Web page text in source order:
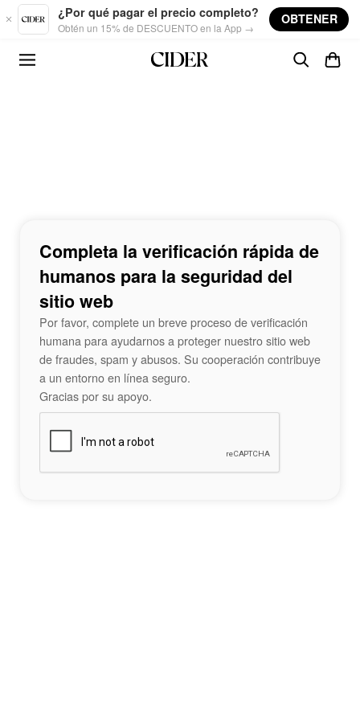
Skip to main content
¿Por qué pagar el precio completo?
Obtén un 15% de DESCUENTO en la App →
OBTENER
Completa la verificación rápida de
humanos para la seguridad del
sitio web
Por favor, complete un breve proceso de verificación
humana para ayudarnos a proteger nuestro sitio web
de fraudes, spam y abusos. Su cooperación contribuye
a un entorno en línea seguro.
Gracias por su apoyo.